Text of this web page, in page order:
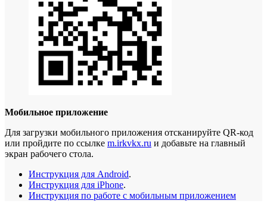
Мобильное приложение
Для загрузки мобильного приложения отсканируйте QR-код
или пройдите по ссылке m.irkvkx.ru и добавьте на главный
экран рабочего стола.
Инструкция для Android.
Инструкция для iPhone.
Инструкция по работе с мобильным приложением